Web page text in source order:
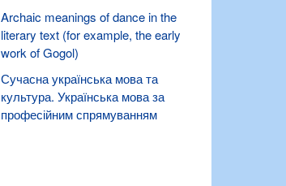
Archaic meanings of dance in the
literary text (for example, the early
work of Gogol)
Сучасна українська мова та
культура. Українська мова за
професійним спрямуванням